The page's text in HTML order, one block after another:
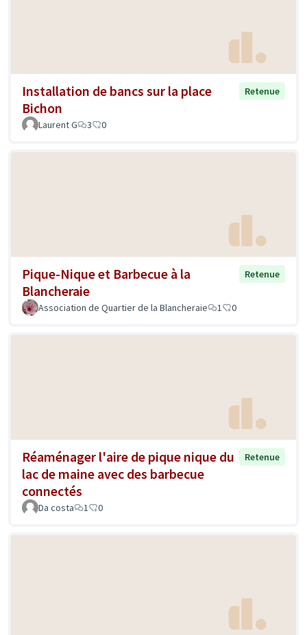
Installation de bancs sur la place
Bichon
Retenue
Laurent G 3 0
Pique-Nique et Barbecue à la
Blancheraie
Retenue
Association de Quartier de la Blancheraie 1 0
Réaménager l'aire de pique nique du
lac de maine avec des barbecue
connectés
Retenue
Da costa 1 0